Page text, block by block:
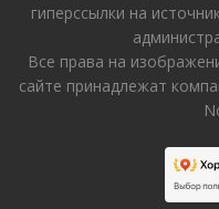
гиперссылки на
Все права на
сайте принадлежат